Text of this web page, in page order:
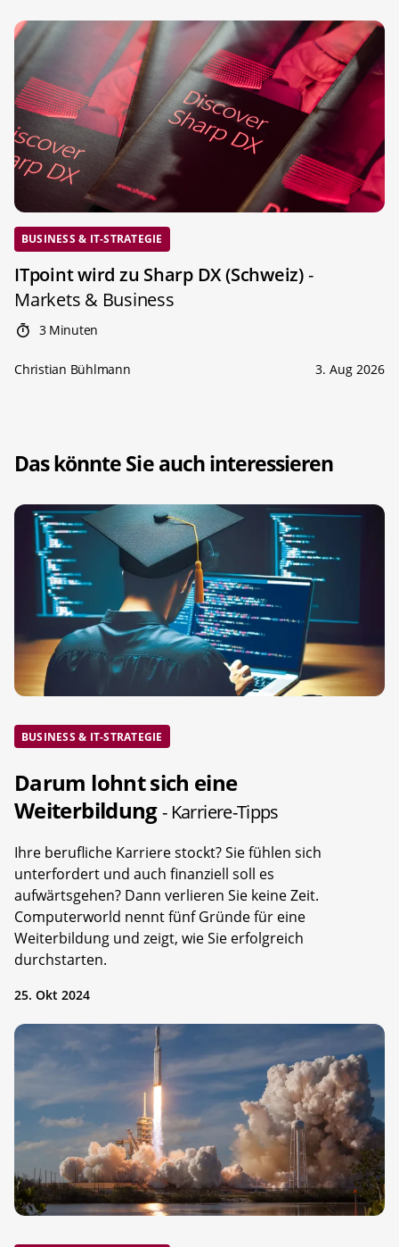
BUSINESS & IT-STRATEGIE
ITpoint wird zu Sharp DX (Schweiz)-
Markets & Business
3 Minuten
Christian Bühlmann 3. Aug 2026
Das könnte Sie auch interessieren
BUSINESS & IT-STRATEGIE
Darum lohnt sich eine
Weiterbildung- Karriere-Tipps
Ihre berufliche Karriere stockt? Sie fühlen sich
unterfordert und auch finanziell soll es
aufwärtsgehen? Dann verlieren Sie keine Zeit.
Computerworld nennt fünf Gründe für eine
Weiterbildung und zeigt, wie Sie erfolgreich
durchstarten.
25. Okt 2024